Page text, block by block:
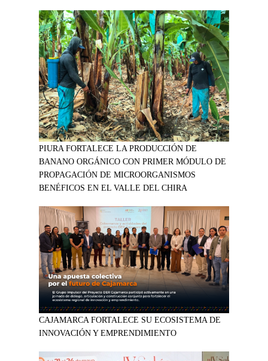
PIURA FORTALECE LA PRODUCCIÓN DE
BANANO ORGÁNICO CON PRIMER MÓDULO DE
PROPAGACIÓN DE MICROORGANISMOS
BENÉFICOS EN EL VALLE DEL CHIRA
CAJAMARCA FORTALECE SU ECOSISTEMA DE
INNOVACIÓN Y EMPRENDIMIENTO